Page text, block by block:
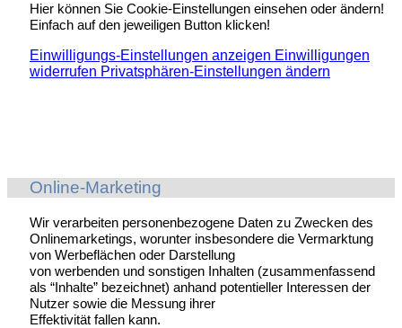
Hier können Sie Cookie-Einstellungen einsehen oder ändern!
Einfach auf den jeweiligen Button klicken!
Einwilligungs-Einstellungen anzeigen Einwilligungen
widerrufen Privatsphären-Einstellungen ändern
Online-Marketing
Wir verarbeiten personenbezogene Daten zu Zwecken des
Onlinemarketings, worunter insbesondere die Vermarktung
von Werbeflächen oder Darstellung
von werbenden und sonstigen Inhalten (zusammenfassend
als “Inhalte” bezeichnet) anhand potentieller Interessen der
Nutzer sowie die Messung ihrer
Effektivität fallen kann.